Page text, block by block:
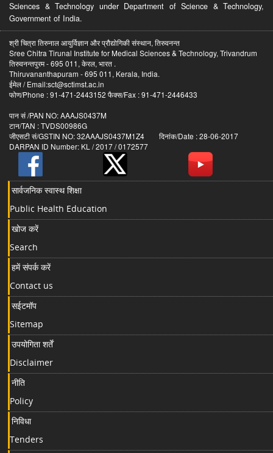
Sciences & Technology under Department of Science & Technology,
Government of India.
श्री चित्रा तिरुनाल आयुर्विज्ञान और प्रौद्योगिकी संस्थान, तिरुवनन्त
Sree Chitra Tirunal Institute for Medical Sciences & Technology, Trivandrum
तिरुवनन्तपुरम - 695 011, केरल, भारत .
Thiruvananthapuram - 695 011, Kerala, India.
ईमेल / Email:sct@sctimst.ac.in
फोण/Phone : 91-471-2443152 फैक्स/Fax : 91-471-2446433
पान सं /PAN NO: AAAJS0437M
टान/TAN : TVDS00986G
जीएसटी सं/GSTIN NO: 32AAAJS0437M1Z4 दिनांक/Date : 28-06-2017
DARPAN ID Number: KL / 2017 / 0172577
सार्वजनिक स्वास्थ शिक्षा
Public Health Education
खोज करें
Search
हमें संपर्क करें
Contact us
सईटमॉप
Sitemap
उपयोगिता शर्तें
Disclaimer
नीति
Policy
निविधा
Tenders